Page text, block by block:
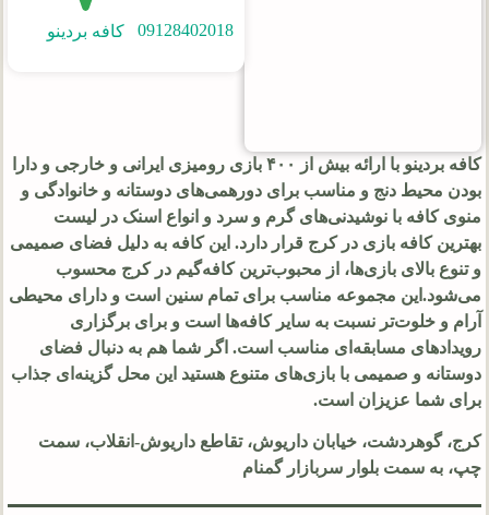
09128402018 کافه بردینو
کافه بردینو با ارائه بیش از ۴۰۰ بازی رومیزی ایرانی و خارجی و دارا
بودن محیط دنج و مناسب برای دورهمی‌های دوستانه و خانوادگی و
منوی کافه با نوشیدنی‌های گرم و سرد و انواع اسنک در لیست
بهترین کافه بازی در کرج قرار دارد. این کافه به دلیل فضای صمیمی
و تنوع بالای بازی‌ها، از محبوب‌ترین کافه‌گیم‌ در کرج محسوب
می‌شود.این مجموعه مناسب برای تمام سنین است و دارای محیطی
آرام و خلوت‌تر نسبت به سایر کافه‌ها است و برای برگزاری
رویدادهای مسابقه‌ای مناسب است. اگر شما هم به دنبال فضای
دوستانه و صمیمی با بازی‌های متنوع هستید این محل گزینه‌ای جذاب
برای شما عزیزان است.
کرج، گوهردشت، خیابان داریوش، تقاطع داریوش-انقلاب، سمت
چپ، به سمت بلوار سربازار گمنام